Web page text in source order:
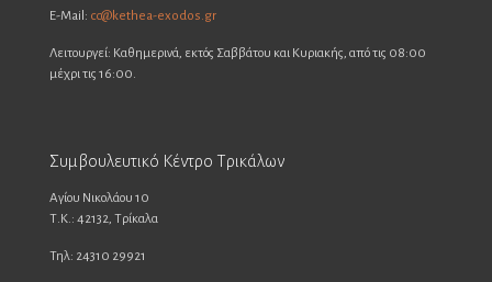
E-Mail: cc@kethea-exodos.gr
Λειτουργεί: Καθημερινά, εκτός Σαββάτου και Κυριακής, από τις 08:00
μέχρι τις 16:00.
Συμβουλευτικό Κέντρο Τρικάλων
Αγίου Νικολάου 10
Τ.Κ.: 42132, Τρίκαλα
Τηλ: 24310 29921